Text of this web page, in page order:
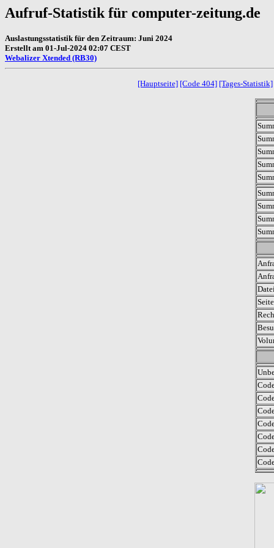
Aufruf-Statistik für computer-zeitung.de
Auslastungsstatistik für den Zeitraum: Juni 2024
Erstellt am 01-Jul-2024 02:07 CEST
Webalizer Xtended (RB30)
[Hauptseite] [Code 404] [Tages-Statistik]